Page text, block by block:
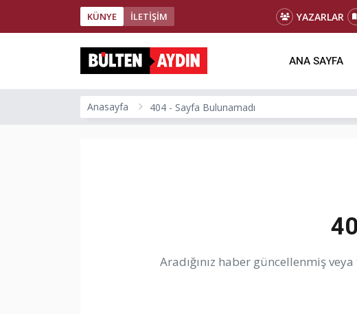
KÜNYE İLETİŞİM YAZARLAR
ANA SAYFA
Anasayfa 404 - Sayfa Bulunamadı
Aradığınız haber güncellenmiş